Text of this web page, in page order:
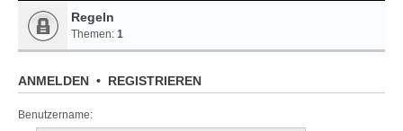
Regeln
Themen: 1
ANMELDEN • REGISTRIEREN
Benutzername: